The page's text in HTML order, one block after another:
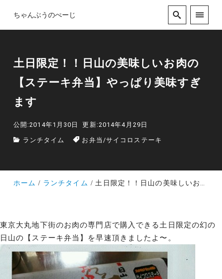
ちゃんぶうのぺーじ
土日限定！！日山の美味しいお肉の
【ステーキ弁当】やっぱり美味すぎ
ます
公開:2014年1月30日 更新:2014年4月29日
ランチタイム お弁当 /サイコロステーキ
ホーム ランチタイム 土日限定！！日山の美味しいお肉の【ステーキ弁当】やっぱり美味すぎます
東京大丸地下街のお肉の専門店で購入できる土日限定の幻の
日山の【ステーキ弁当】を早速頂きましたよ〜。